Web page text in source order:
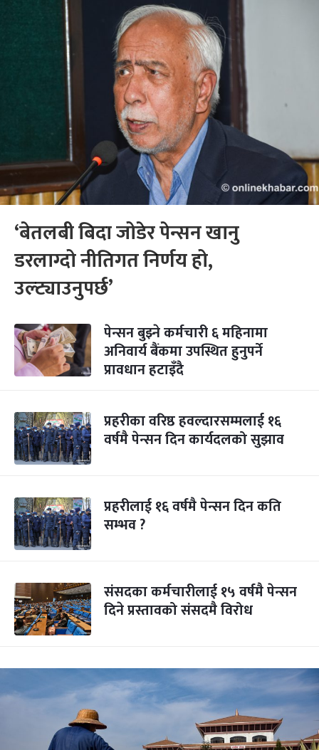
‘बेतलबी बिदा जोडेर पेन्सन खानु
डरलाग्दो नीतिगत निर्णय हो,
उल्ट्याउनुपर्छ’
पेन्सन बुझ्ने कर्मचारी ६ महिनामा
अनिवार्य बैंकमा उपस्थित हुनुपर्ने
प्रावधान हटाइँदै
प्रहरीका वरिष्ठ हवल्दारसम्मलाई १६
वर्षमै पेन्सन दिन कार्यदलको सुझाव
प्रहरीलाई १६ वर्षमै पेन्सन दिन कति
सम्भव ?
संसदका कर्मचारीलाई १५ वर्षमै पेन्सन
दिने प्रस्तावको संसदमै विरोध